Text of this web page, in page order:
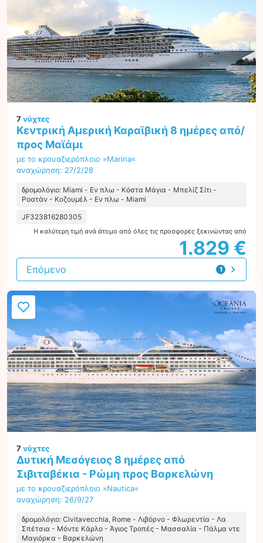
7νύχτες
Κεντρική Αμερική Καραϊβική 8 ημέρες από/
προς Μαϊάμι
με το κρουαζιερόπλοιο »Marina«
αναχώρηση: 27/2/28
δρομολόγιο: Miami - Εν πλω - Κόστα Μάγια - Μπελίζ Σίτι -
Ροατάν - Κοζουμέλ - Εν πλω - Miami
JF323816280305
Η καλύτερη τιμή ανά άτομο από όλες τις προσφορές ξεκινώντας από
1.829 €
1
προσφορά
Επόμενο
7νύχτες
Δυτική Μεσόγειος 8 ημέρες από
Σιβιταβέκια - Ρώμη προς Βαρκελώνη
με το κρουαζιερόπλοιο »Nautica«
αναχώρηση: 26/9/27
δρομολόγιο: Civitavecchia, Rome - Λιβόρνο - Φλωρεντία - Λα
Σπέτσια - Μόντε Κάρλο - Άγιος Τροπές - Μασσαλία - Πάλμα ντε
Μαγιόρκα - Βαρκελώνη